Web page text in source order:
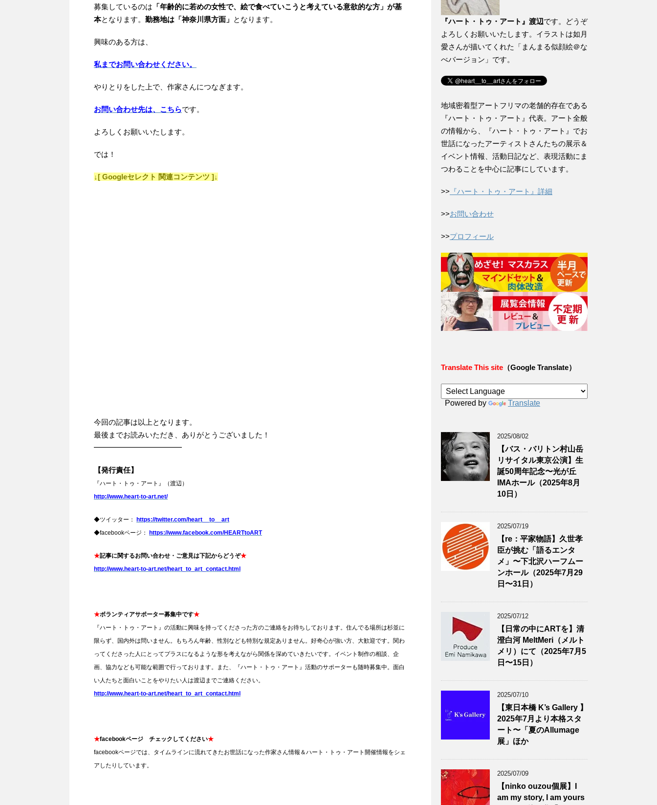
募集しているのは 「年齢的に若めの女性で、絵で食べていこうと考えている意欲的な方」が基
本となります。 勤務地は「神奈川県方面」 となります。
興味のある方は、
私までお問い合わせください。
やりとりをした上で、作家さんにつなぎます。
お問い合わせ先は、こちらです。
よろしくお願いいたします。
では！
↓[ Googleセレクト 関連コンテンツ ]↓
今回の記事は以上となります。
最後までお読みいただき、ありがとうございました！
━━━━━━━━━━━━
【発行責任】
『ハート・トゥ・アート』（渡辺）
http://www.heart-to-art.net/
◆ツイッター：
https://twitter.com/heart__to__art
◆facebookページ：
https://www.facebook.com/HEARTtoART
★記事に関するお問い合わせ・ご意見は下記からどうぞ★
http://www.heart-to-art.net/heart_to_art_contact.html
★ボランティアサポーター募集中です★
『ハート・トゥ・アート』の活動に興味を持ってくださった方のご連絡をお待ちしております。住んでる場所は杉並に
限らず、国内外は問いません。もちろん年齢、性別なども特別な規定ありません。好奇心が強い方、大歓迎です。関わ
ってくださった人にとってプラスになるような形を考えながら関係を深めていきたいです。イベント制作の相談、企
画、協力なども可能な範囲で行っております。また、『ハート・トゥ・アート』活動のサポーターも随時募集中。面白
い人たちと面白いことをやりたい人は渡辺までご連絡ください。
http://www.heart-to-art.net/heart_to_art_contact.html
★facebookページ チェックしてください★
facebookページでは、タイムラインに流れてきたお世話になった作家さん情報＆ハート・トゥ・アート開催情報をシェ
アしたりしています。
『ハート・トゥ・アート』渡辺です。どうぞ
よろしくお願いいたします。イラストは如月
愛さんが描いてくれた「まんまる似顔絵＠な
べバージョン」です。
地域密着型アートフリマの老舗的存在である
『ハート・トゥ・アート』代表。アート全般
の情報から、『ハート・トゥ・アート』でお
世話になったアーティストさんたちの展示＆
イベント情報、活動日記など、表現活動にま
つわることを中心に記事にしています。
>> 『ハート・トゥ・アート』詳細
>>お問い合わせ
>>プロフィール
Translate This site （Google Translate）
Powered by Translate
2025/08/02
【バス・バリトン村山岳
リサイタル東京公演】生
誕50周年記念〜光が丘
IMAホール（2025年8月
10日）
2025/07/19
【re：平家物語】久世孝
臣が挑む「語るエンタ
メ」〜下北沢ハーフムー
ンホール（2025年7月29
日〜31日）
2025/07/12
【日常の中にARTを】清
澄白河 MeltMeri（メルト
メリ）にて（2025年7月5
日〜15日）
2025/07/10
【東日本橋 K’s Gallery 】
2025年7月より本格スタ
ート〜「夏のAllumage
展」ほか
2025/07/09
【ninko ouzou個展】I
am my story, I am yours